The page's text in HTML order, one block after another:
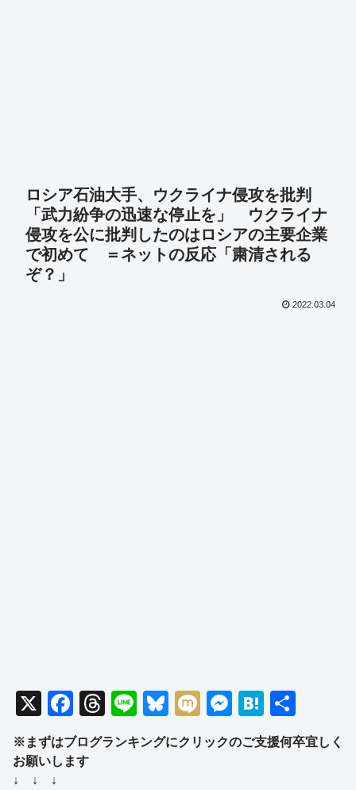
ロシア石油大手、ウクライナ侵攻を批判
「武力紛争の迅速な停止を」 ウクライナ
侵攻を公に批判したのはロシアの主要企業
で初めて ＝ネットの反応「粛清される
ぞ？」
2022.03.04
X
F
a
c
T
hr
e
Li
n
e
Bl
e
M
ixi
M
ss
H
at
e
有
※まずはブログランキングにクリックのご支援何卒宜しく
お願いします
↓ ↓ ↓